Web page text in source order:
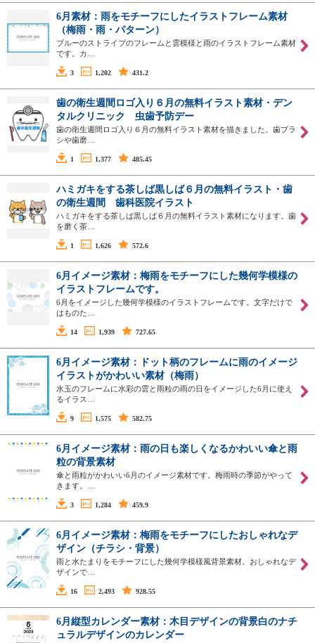
6月素材：雨をモチーフにしたイラストフレーム素材
（梅雨・雨・パターン）
ブルーのストライプのフレームと雲模様と雨のイラストフレーム素材
です。カ…
3 1,202 431.2
歯の衛生週間ロゴ入り６月の無料イラスト素材・デン
タルクリニック 虫歯予防デー
歯の衛生週間ロゴ入り６月の無料イラスト素材を描きました。歯ブラ
シや歯磨…
1 1,377 485.45
ハミガキをする茶しば黒しば６月の無料イラスト・歯
の衛生週間 歯科医院イラスト
ハミガキをする茶しば黒しば６月の無料イラスト素材になります。歯
を磨く茶…
1 1,626 572.6
6月イメージ素材：梅雨をモチーフにした幾何学模様の
イラストフレームです。
6月をイメージした幾何学模様のイラストフレームです。文字だけで
はものた…
14 1,939 727.65
6月イメージ素材：ドット柄のフレームに雨のイメージ
イラストがかわいい素材（梅雨）
水玉のフレームに水彩の雲と雨粒の雨の日をイメージした6月に使え
るイラス…
9 1,575 582.75
6月イメージ素材：雨の日も楽しくなるかわいい傘と雨
粒の背景素材
傘と雨粒がかわいい6月のイメージ素材です。梅雨時の季節がやって
きます。…
3 1,284 459.9
6月イメージ素材：梅雨をモチーフにしたおしゃれなデ
ザイン（チラシ・背景）
雨と水たまりをモチーフにした幾何学模様風背景素材。おしゃれなデ
ザインで…
16 2,493 928.55
6月縦型カレンダー素材：木目デザインの背景白のナチ
ュラルデザインのカレンダー